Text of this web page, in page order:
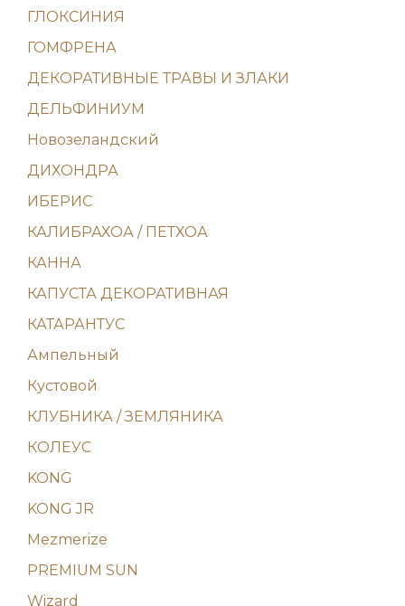
ГЛОКСИНИЯ
ГОМФРЕНА
ДЕКОРАТИВНЫЕ ТРАВЫ И ЗЛАКИ
ДЕЛЬФИНИУМ
Новозеландский
ДИХОНДРА
ИБЕРИС
КАЛИБРАХОА / ПЕТХОА
КАННА
КАПУСТА ДЕКОРАТИВНАЯ
КАТАРАНТУС
Ампельный
Кустовой
КЛУБНИКА / ЗЕМЛЯНИКА
КОЛЕУС
KONG
KONG JR
Mezmerize
PREMIUM SUN
Wizard